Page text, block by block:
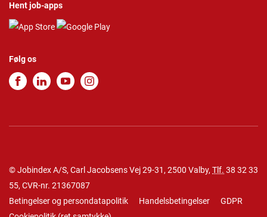
Hent job-apps
Følg os
© Jobindex A/S, Carl Jacobsens Vej 29-31, 2500 Valby, Tlf. 38 32 33
55, CVR-nr. 21367087
Betingelser og persondatapolitik
Handelsbetingelser
GDPR